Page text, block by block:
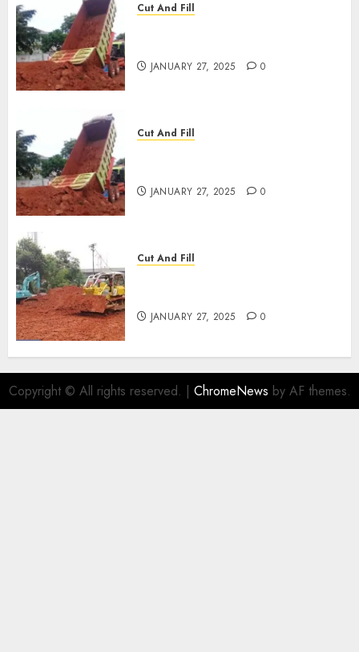
Cut And Fill
JANUARY 27, 2025 0
Cut And Fill
JANUARY 27, 2025 0
Cut And Fill
JANUARY 27, 2025 0
Copyright © All rights reserved. | ChromeNews by AF themes.